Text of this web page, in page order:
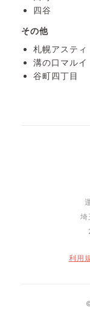
四谷
その他
札幌アスティ
溝の口マルイ
谷町四丁目
埼
利用